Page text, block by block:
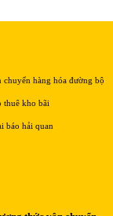
chuyển hàng hóa đường bộ
thuê kho bãi
báo hải quan